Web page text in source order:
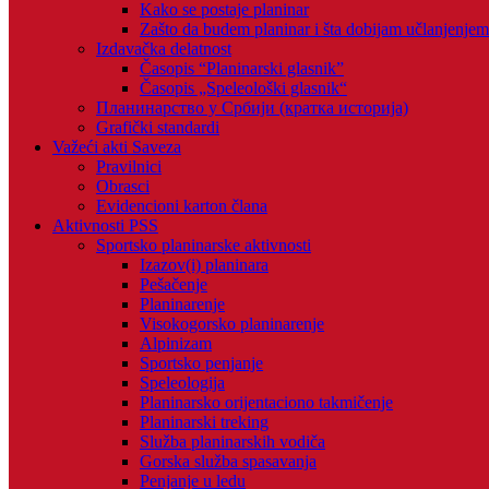
Kako se postaje planinar
Zašto da budem planinar i šta dobijam
Izdavačka delatnost
Časopis “Planinarski glasnik”
Časopis „Speleološki glasnik“
Планинарство у Србији (кратка историја)
Grafički standardi
Važeći akti Saveza
Pravilnici
Obrasci
Evidencioni karton člana
Aktivnosti PSS
Sportsko planinarske aktivnosti
Izazov(i) planinara
Pešačenje
Planinarenje
Visokogorsko planinarenje
Alpinizam
Sportsko penjanje
Speleologija
Planinarsko orijentaciono takmičenje
Planinarski treking
Služba planinarskih vodiča
Gorska služba spasavanja
Penjanje u ledu